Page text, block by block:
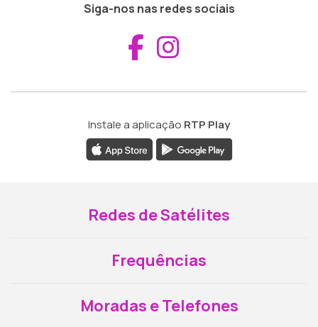
Siga-nos nas redes sociais
Aceder ao
Instale a aplicação RTP Play
Redes de Satélites
Frequências
Moradas e Telefones